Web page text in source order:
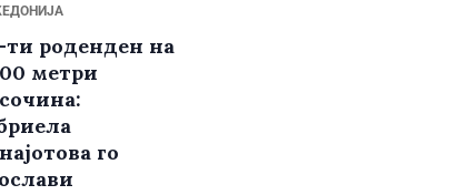
ти роденден на
метри
го